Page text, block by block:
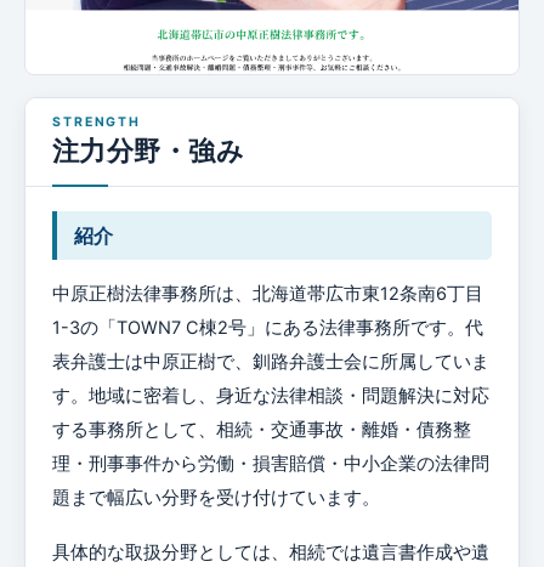
注力分野・強み
紹介
中原正樹法律事務所は、北海道帯広市東12条南6丁目
1-3の「TOWN7 C棟2号」にある法律事務所です。代
表弁護士は中原正樹で、釧路弁護士会に所属していま
す。地域に密着し、身近な法律相談・問題解決に対応
する事務所として、相続・交通事故・離婚・債務整
理・刑事事件から労働・損害賠償・中小企業の法律問
題まで幅広い分野を受け付けています。
具体的な取扱分野としては、相続では遺言書作成や遺